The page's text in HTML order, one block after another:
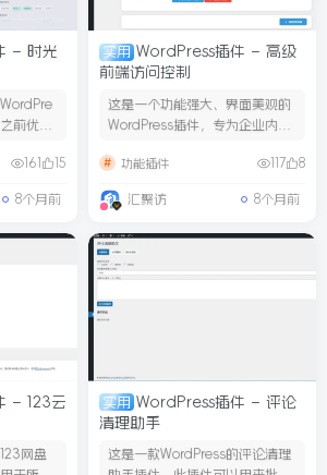
– 时光
前优化
161 15
8个月前
实用 WordPress插件 – 高级
前端访问控制
这是一个功能强大、界面美观的
WordPress插件，专为企业内部
功能插件 117 8
汇聚访 8个月前
– 123云
网盘
实用 WordPress插件 – 评论
清理助手
这是一款WordPress的评论清理